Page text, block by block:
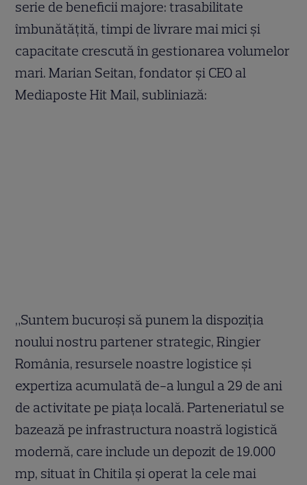
serie de beneficii majore: trasabilitate
îmbunătățită, timpi de livrare mai mici și
capacitate crescută în gestionarea volumelor
mari. Marian Seitan, fondator și CEO al
Mediaposte Hit Mail, subliniază:
„Suntem bucuroși să punem la dispoziția
noului nostru partener strategic, Ringier
România, resursele noastre logistice și
expertiza acumulată de-a lungul a 29 de ani
de activitate pe piața locală. Parteneriatul se
bazează pe infrastructura noastră logistică
modernă, care include un depozit de 19.000
mp, situat în Chitila și operat la cele mai